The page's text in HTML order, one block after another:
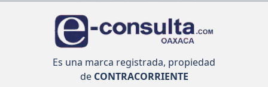
Es una marca registrada, propiedad
deCONTRACORRIENTE